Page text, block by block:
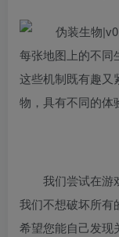
每张地图上的不同
这些机制既有趣又
物，具有不同的体
我们尝试在游
我们不想破坏所有
希望您能自己发现